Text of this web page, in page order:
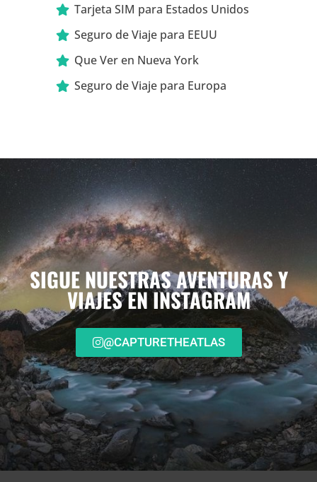
Tarjeta SIM para Estados Unidos
Seguro de Viaje para EEUU
Que Ver en Nueva York
Seguro de Viaje para Europa
SIGUE NUESTRAS AVENTURAS Y
VIAJES EN INSTAGRAM
@CAPTURETHEATLAS